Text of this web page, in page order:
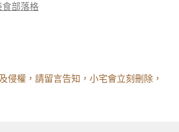
食部落格
侵權，請留言告知，小宅會立刻刪除，